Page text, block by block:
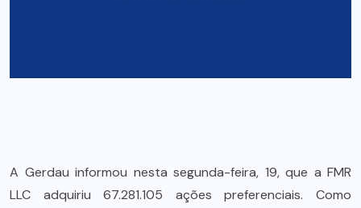
A Gerdau informou nesta segunda-feira, 19, que a FMR
LLC adquiriu 67.281.105 ações preferenciais. Como